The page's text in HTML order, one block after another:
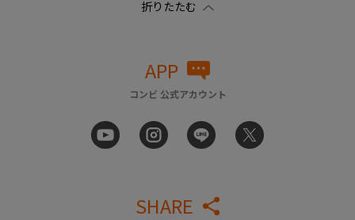
APP
コンビ 公式アカウント
SHARE